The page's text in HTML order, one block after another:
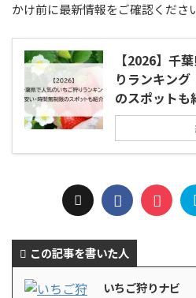
かけ前に最新情報をご確認くださ
【2026】千
りランキン
のスポットも
この記事を書いた人
いちご狩りナビ